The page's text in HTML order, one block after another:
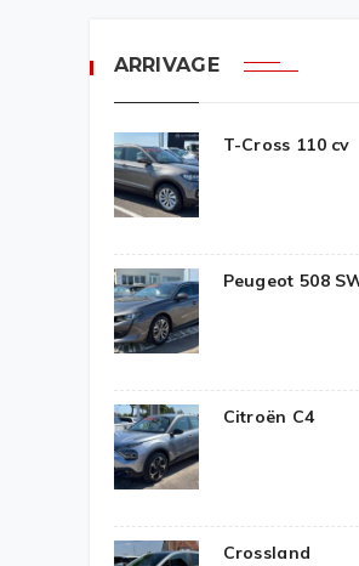
ARRIVAGE
T-Cross 110 cv
Peugeot 508
Citroën C4
Crossland